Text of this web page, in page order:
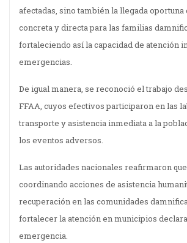
afectadas, sino también la llegada oportuna
concreta y directa para las familias
fortaleciendo así la capacidad de atención
emergencias.
De igual manera, se reconoció el trabajo
FFAA, cuyos efectivos participaron en las
transporte y asistencia inmediata a la
los eventos adversos.
Las autoridades nacionales reafirmaron
coordinando acciones de asistencia
recuperación en las comunidades
fortalecer la atención en municipios
emergencia.